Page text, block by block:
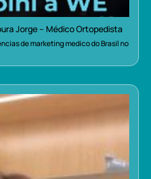
Jorge – Médico Ortopedista
de marketing medico do Brasil no